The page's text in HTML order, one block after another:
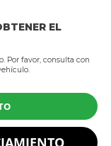
EL
Por favor, consulta con